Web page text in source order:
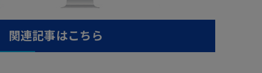
関連記事はこちら